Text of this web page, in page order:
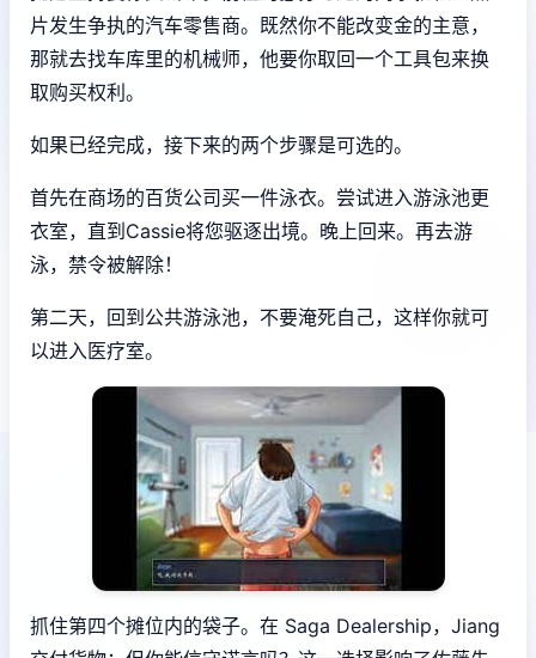
片发生争执的汽车零售商。既然你不能改变金的主意，
那就去找车库里的机械师，他要你取回一个工具包来换
取购买权利。
如果已经完成，接下来的两个步骤是可选的。
首先在商场的百货公司买一件泳衣。尝试进入游泳池更
衣室，直到Cassie将您驱逐出境。晚上回来。再去游
泳，禁令被解除！
第二天，回到公共游泳池，不要淹死自己，这样你就可
以进入医疗室。
抓住第四个摊位内的袋子。在 Saga Dealership，Jiang